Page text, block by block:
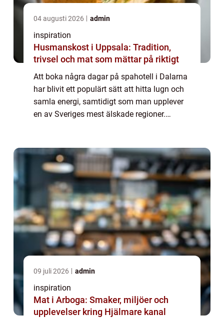
04 augusti 2026 admin
inspiration
Husmanskost i Uppsala: Tradition,
trivsel och mat som mättar på riktigt
Att boka några dagar på spahotell i Dalarna
har blivit ett populärt sätt att hitta lugn och
samla energi, samtidigt som man upplever
en av Sveriges mest älskade regioner.
09 juli 2026 admin
inspiration
Mat i Arboga: Smaker, miljöer och
upplevelser kring Hjälmare kanal